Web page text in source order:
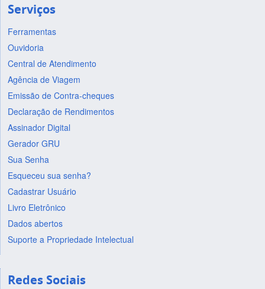
Serviços
Ferramentas
Ouvidoria
Central de Atendimento
Agência de Viagem
Emissão de Contra-cheques
Declaração de Rendimentos
Assinador Digital
Gerador GRU
Sua Senha
Esqueceu sua senha?
Cadastrar Usuário
Livro Eletrônico
Dados abertos
Suporte a Propriedade Intelectual
Redes Sociais